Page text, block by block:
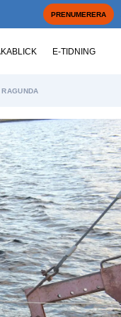
PRENUMERERA
E-TIDNING
RAGUNDA